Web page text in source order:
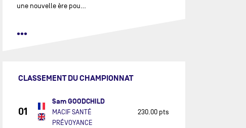
une nouvelle ère pou…
•••
CLASSEMENT DU CHAMPIONNAT
01
Sam GOODCHILD
MACIF SANTÉ
PRÉVOYANCE
230.00 pts